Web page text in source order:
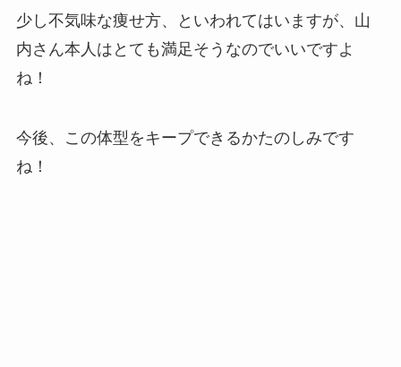
少し不気味な痩せ方、といわれてはいますが、山
内さん本人はとても満足そうなのでいいですよ
ね！
今後、この体型をキープできるかたのしみです
ね！